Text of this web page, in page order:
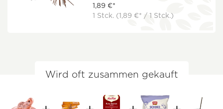
1,89 €*
1 Stck. (1,89 €* / 1 Stck.)
Wird oft zusammen gekauft